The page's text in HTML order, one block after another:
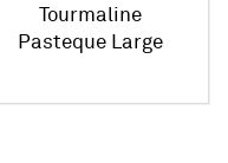
Tourmaline
Pasteque Large